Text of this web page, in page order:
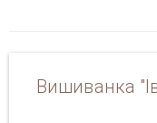
Вишиванка